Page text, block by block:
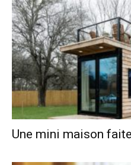
Une mini maison